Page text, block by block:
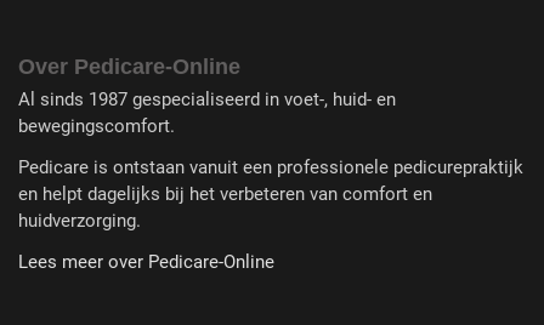
Over Pedicare-Online
Al sinds 1987 gespecialiseerd in voet-, huid- en
bewegingscomfort.
Pedicare is ontstaan vanuit een professionele pedicurepraktijk
en helpt dagelijks bij het verbeteren van comfort en
huidverzorging.
Lees meer over Pedicare-Online